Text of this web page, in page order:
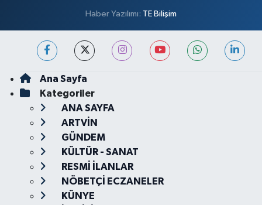
Haber Yazılımı: TE Bilişim
Ana Sayfa
Kategoriler
ANA SAYFA
ARTVİN
GÜNDEM
KÜLTÜR - SANAT
RESMİ İLANLAR
NÖBETÇİ ECZANELER
KÜNYE